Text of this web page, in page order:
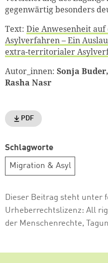
gegenwärtig besonders
Text: Die Anwesenheit
Asylverfahren – Ein
extra-territorialer
Autor_innen: Sonja
Rasha Nasr
PDF
Schlagworte
Migration & Asyl
Dieser Beitrag steht unter
Urheberrechtslizenz: All
der Menschenrechte,